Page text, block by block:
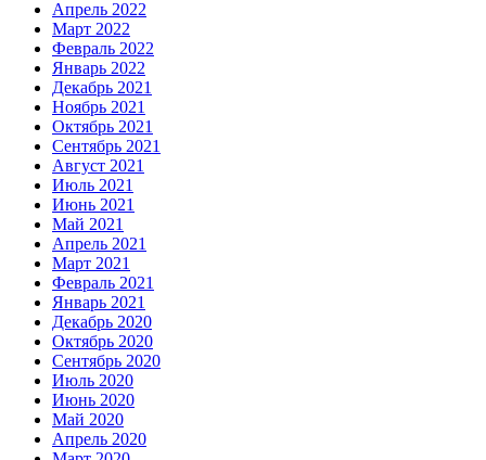
Апрель 2022
Март 2022
Февраль 2022
Январь 2022
Декабрь 2021
Ноябрь 2021
Октябрь 2021
Сентябрь 2021
Август 2021
Июль 2021
Июнь 2021
Май 2021
Апрель 2021
Март 2021
Февраль 2021
Январь 2021
Декабрь 2020
Октябрь 2020
Сентябрь 2020
Июль 2020
Июнь 2020
Май 2020
Апрель 2020